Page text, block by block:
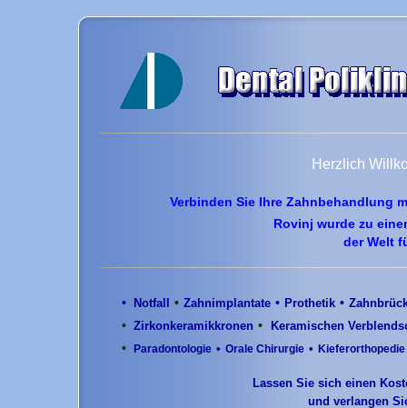
Herzlich
Verbinden Sie Ihre Zahnbehandlung
Rovinj wurde zu
der Welt
• Notfall • Zahnimplantate • Prothetik •
• Zirkonkeramikkronen • Keramischen
• Paradontologie • Orale Chirurgie • Kieferorthopedie
Lassen Sie sich einen
und verlangen